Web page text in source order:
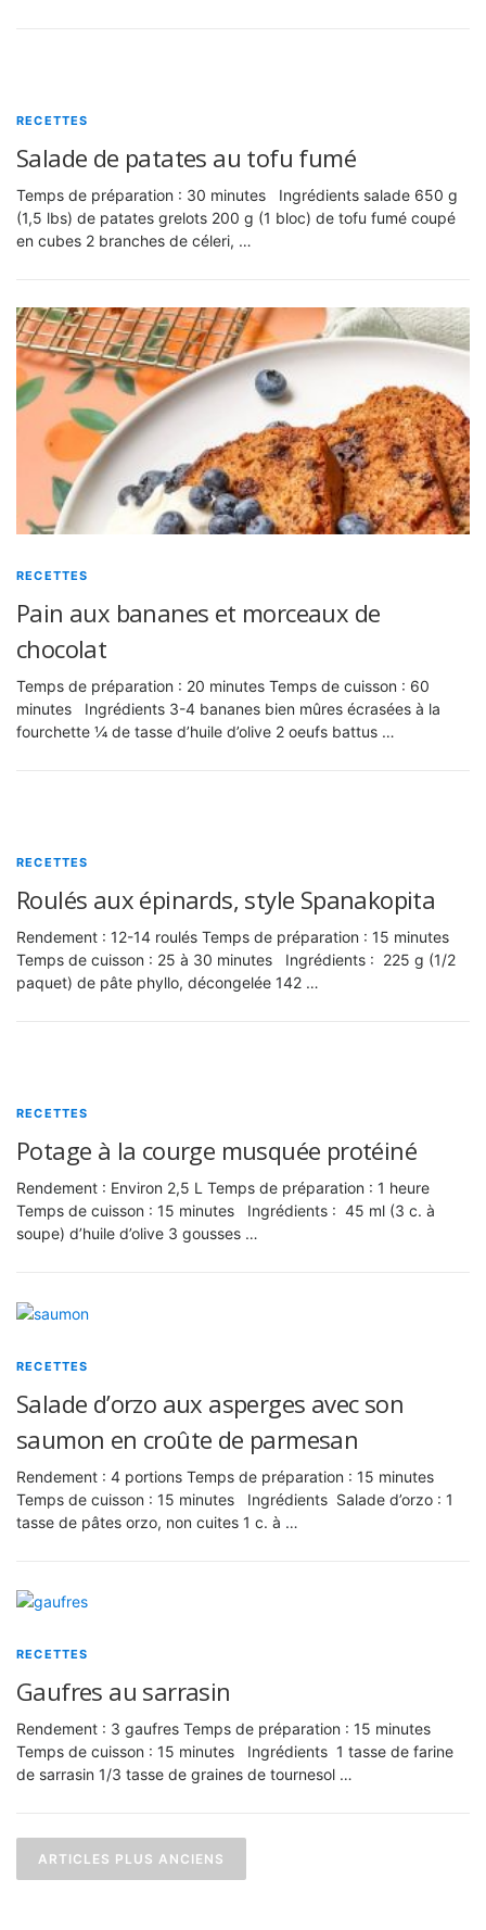
RECETTES
Salade de patates au tofu fumé
Temps de préparation : 30 minutes Ingrédients salade 650 g
(1,5 lbs) de patates grelots 200 g (1 bloc) de tofu fumé coupé
en cubes 2 branches de céleri, …
RECETTES
Pain aux bananes et morceaux de
chocolat
Temps de préparation : 20 minutes Temps de cuisson : 60
minutes Ingrédients 3-4 bananes bien mûres écrasées à la
fourchette ¼ de tasse d’huile d’olive 2 oeufs battus …
RECETTES
Roulés aux épinards, style Spanakopita
Rendement : 12-14 roulés Temps de préparation : 15 minutes
Temps de cuisson : 25 à 30 minutes Ingrédients : 225 g (1/2
paquet) de pâte phyllo, décongelée 142 …
RECETTES
Potage à la courge musquée protéiné
Rendement : Environ 2,5 L Temps de préparation : 1 heure
Temps de cuisson : 15 minutes Ingrédients : 45 ml (3 c. à
soupe) d’huile d’olive 3 gousses …
RECETTES
Salade d’orzo aux asperges avec son
saumon en croûte de parmesan
Rendement : 4 portions Temps de préparation : 15 minutes
Temps de cuisson : 15 minutes Ingrédients Salade d’orzo : 1
tasse de pâtes orzo, non cuites 1 c. à …
RECETTES
Gaufres au sarrasin
Rendement : 3 gaufres Temps de préparation : 15 minutes
Temps de cuisson : 15 minutes Ingrédients 1 tasse de farine
de sarrasin 1/3 tasse de graines de tournesol …
Navigation des articles
ARTICLES PLUS ANCIENS